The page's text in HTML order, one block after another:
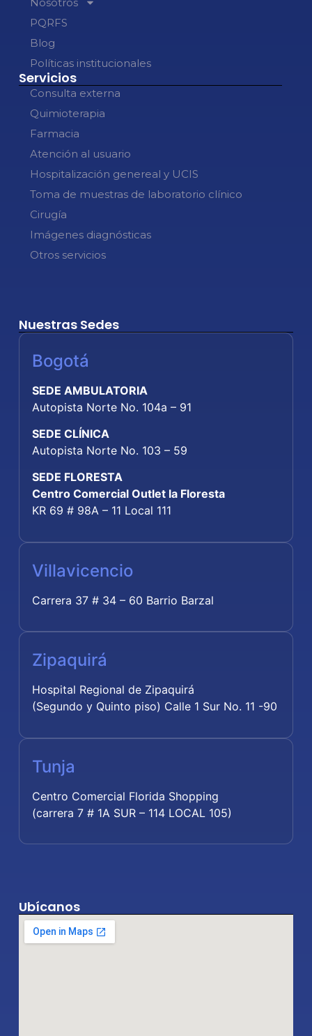
PQRFS
Blog
Políticas institucionales
Servicios
Consulta externa
Quimioterapia
Farmacia
Atención al usuario
Hospitalización genereal y UCIS
Toma de muestras de laboratorio clínico
Cirugía
Imágenes diagnósticas
Otros servicios
Nuestras Sedes
Bogotá
SEDE AMBULATORIA
Autopista Norte No. 104a – 91
SEDE CLÍNICA
Autopista Norte No. 103 – 59
SEDE FLORESTA
Centro Comercial Outlet la Floresta
KR 69 # 98A – 11 Local 111
Villavicencio
Carrera 37 # 34 – 60 Barrio Barzal
Zipaquirá
Hospital Regional de Zipaquirá
(Segundo y Quinto piso) Calle 1 Sur No. 11 -90
Tunja
Centro Comercial Florida Shopping
(carrera 7 # 1A SUR – 114 LOCAL 105)
Ubícanos